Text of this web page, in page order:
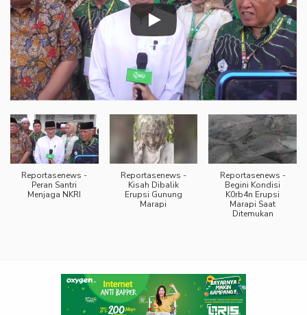
Reportasenews -
Peran Santri
Menjaga NKRI
Reportasenews -
Kisah Dibalik
Erupsi Gunung
Marapi
Reportasenews -
Begini Kondisi
K0rb4n Erupsi
Marapi Saat
Ditemukan